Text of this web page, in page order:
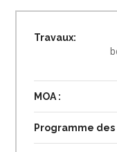
Travaux:
MOA :
Programme des